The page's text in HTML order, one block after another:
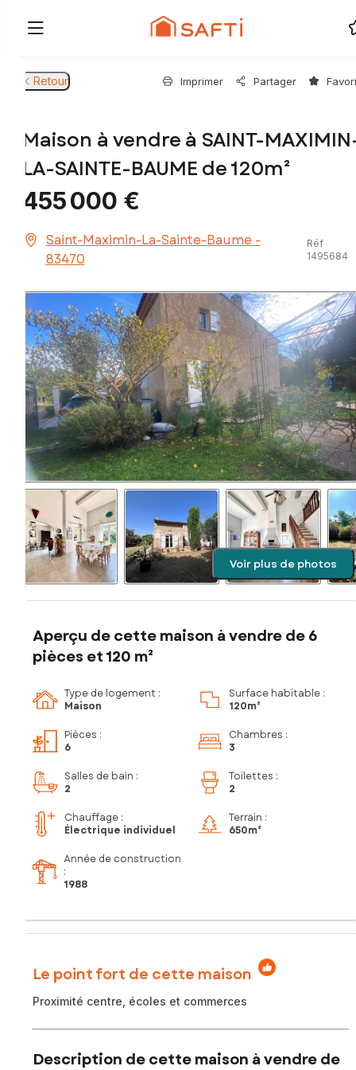
Retour Imprimer Partager
Maison à vendre à SAINT-
LA-SAINTE-BAUME de 120m²
455 000 €
Saint-Maximin-La-Sainte-Baume -
83470
Réf
1495684
Voir plus de photos
Aperçu de cette maison à vendre de 6
pièces et 120 m²
Type de logement :
Maison
Surface habitable :
120m²
Pièces :
6
Chambres :
3
Salles de bain :
2
Toilettes :
2
Chauffage :
Électrique individuel
Terrain :
650m²
Année de construction
:
1988
Le point fort de cette maison
Proximité centre, écoles et commerces
Description de cette maison à vendre de